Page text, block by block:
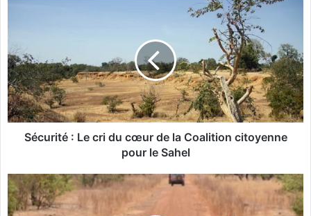
u
r
i
t
é
:
r
i
d
Sécurité : Le cri du cœur de la Coalition citoyenne
pour le Sahel
B
u
r